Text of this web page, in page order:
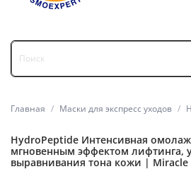
Главная Маски для экспресс уходов
HydroPeptide Интенсивная
мгновенным эффектом лифтинга,
выравнивания тона кожи | Miracle